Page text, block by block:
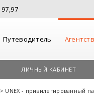
97,97
Путеводитель
ЛИЧНЫЙ КАБИНЕТ
> UNEX - привилегированный